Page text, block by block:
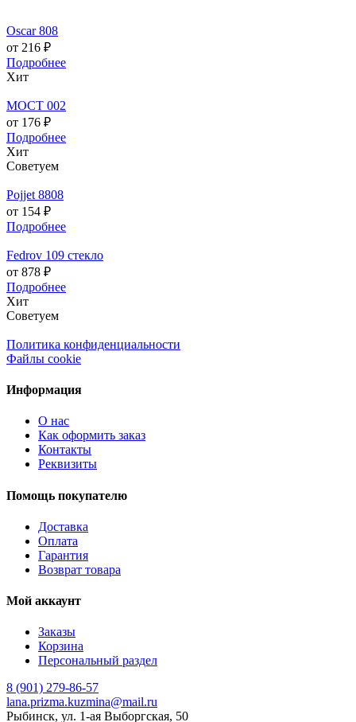
Oscar 808
от 216 ₽
Подробнее
Хит
МОСТ 002
от 176 ₽
Подробнее
Хит
Советуем
Pojjet 8808
от 154 ₽
Подробнее
Fedrov 109 стекло
от 878 ₽
Подробнее
Хит
Советуем
Политика конфиденциальности
Файлы cookie
Информация
О нас
Как оформить заказ
Контакты
Реквизиты
Помощь покупателю
Доставка
Оплата
Гарантия
Возврат товара
Мой аккаунт
Заказы
Корзина
Персональный раздел
8 (901) 279-86-57
lana.prizma.kuzmina@mail.ru
Рыбинск, ул. 1-ая Выборгская, 50